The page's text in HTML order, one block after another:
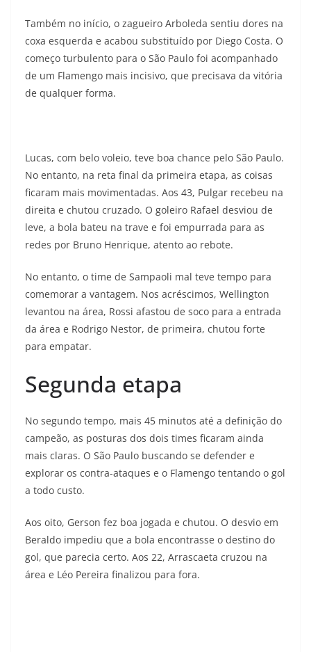
Também no início, o zagueiro Arboleda sentiu dores na
coxa esquerda e acabou substituído por Diego Costa. O
começo turbulento para o São Paulo foi acompanhado
de um Flamengo mais incisivo, que precisava da vitória
de qualquer forma.
Lucas, com belo voleio, teve boa chance pelo São Paulo.
No entanto, na reta final da primeira etapa, as coisas
ficaram mais movimentadas. Aos 43, Pulgar recebeu na
direita e chutou cruzado. O goleiro Rafael desviou de
leve, a bola bateu na trave e foi empurrada para as
redes por Bruno Henrique, atento ao rebote.
No entanto, o time de Sampaoli mal teve tempo para
comemorar a vantagem. Nos acréscimos, Wellington
levantou na área, Rossi afastou de soco para a entrada
da área e Rodrigo Nestor, de primeira, chutou forte
para empatar.
Segunda etapa
No segundo tempo, mais 45 minutos até a definição do
campeão, as posturas dos dois times ficaram ainda
mais claras. O São Paulo buscando se defender e
explorar os contra-ataques e o Flamengo tentando o gol
a todo custo.
Aos oito, Gerson fez boa jogada e chutou. O desvio em
Beraldo impediu que a bola encontrasse o destino do
gol, que parecia certo. Aos 22, Arrascaeta cruzou na
área e Léo Pereira finalizou para fora.